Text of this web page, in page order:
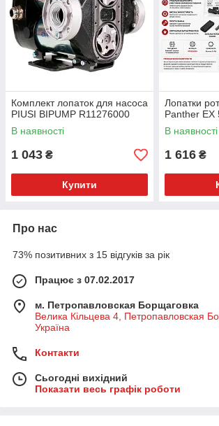
Комплект лопаток для насоса
PIUSI BIPUMP R11276000
В наявності
1 043 ₴
Купити
Лопатки
Panther EX
В наявності
1 616 ₴
Про нас
73% позитивних з 15 відгуків за рік
Працює з 07.02.2017
м. Петропавловская Борщаговка
Велика Кільцева 4, Петропавловская
Україна
Контакти
Сьогодні вихідний
Показати весь графік роботи